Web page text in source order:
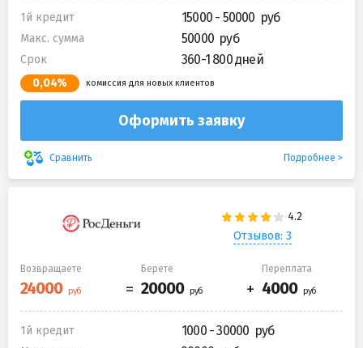
1й кредит 15000 - 50000
Макс. сумма 50000
Срок 360-1 800 дней
0,04% комиссия для новых клиентов
Оформить заявку
Сравнить Подробнее
Отзывов: 3
Возвращаете Берете Переплата
1й кредит 1000 - 30000